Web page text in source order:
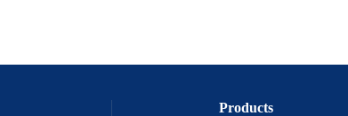
Products